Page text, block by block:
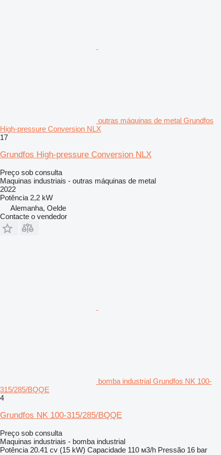
outras máquinas de metal Grundfos
High-pressure Conversion NLX
17
Grundfos High-pressure Conversion NLX
Preço sob consulta
Maquinas industriais - outras máquinas de metal
2022
Potência 2,2 kW
Alemanha, Oelde
Contacte o vendedor
bomba industrial Grundfos NK 100-
315/285/BQQE
4
Grundfos NK 100-315/285/BQQE
Preço sob consulta
Maquinas industriais - bomba industrial
Potência 20.41 cv (15 kW) Capacidade 110 м3/h Pressão 16 bar